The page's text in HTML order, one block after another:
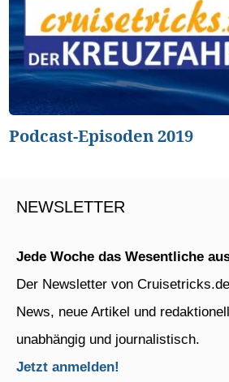
Podcast-Episoden 2019
NEWSLETTER
Jede Woche das Wesentliche
Der Newsletter von
News, neue Artikel und
unabhängig und journalistisch.
Jetzt anmelden!